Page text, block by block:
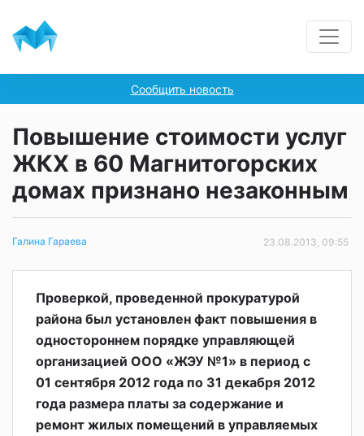
Сообщить новость
Повышение стоимости услуг
ЖКХ в 60 Магнитогорских
домах признано незаконным
Галина Гараева 23.08.2013, 09:55
Проверкой, проведенной прокуратурой
района был установлен факт повышения в
одностороннем порядке управляющей
организацией ООО «ЖЭУ №1» в период с
01 сентября 2012 года по 31 декабря 2012
года размера платы за содержание и
ремонт жилых помещений в управляемых